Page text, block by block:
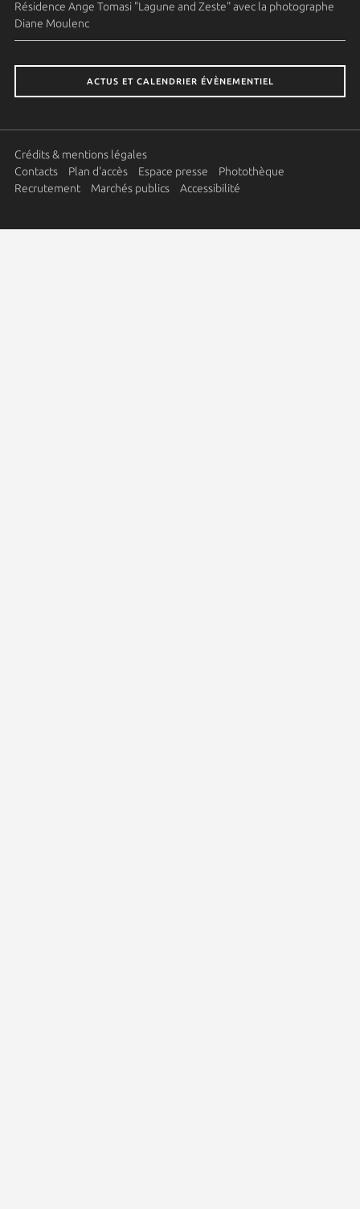
Résidence Ange Tomasi "Lagune and Zeste" avec la photographe
Diane Moulenc
ACTUS ET CALENDRIER ÉVÈNEMENTIEL
Crédits & mentions légales
Contacts
Plan d'accès Espace presse
Photothèque
Recrutement
Marchés publics Accessibilité